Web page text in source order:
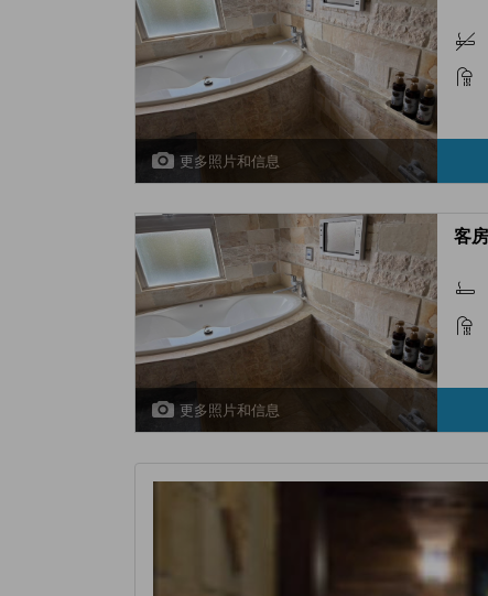
更多照片和信息
更多照片和信息
客